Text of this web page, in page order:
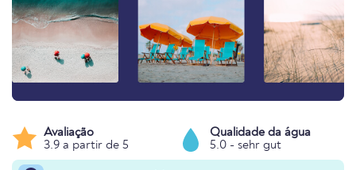
Avaliação
3.9 a partir de 5
Qualidade da água
5.0 - sehr gut